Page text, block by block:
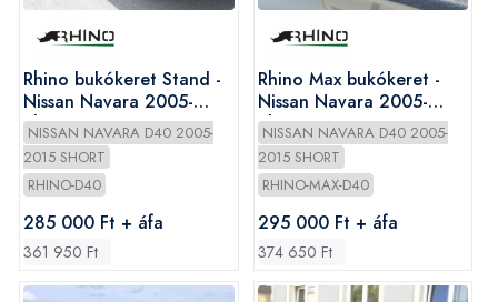
Rhino bukókeret Stand -
Nissan Navara 2005-
Short
NISSAN NAVARA D40 2005-
2015 SHORT
RHINO-D40
285 000 Ft + áfa
361 950 Ft
Rhino Max bukókeret -
Nissan Navara 2005-
Short
NISSAN NAVARA D40 2005-
2015 SHORT
RHINO-MAX-D40
295 000 Ft + áfa
374 650 Ft